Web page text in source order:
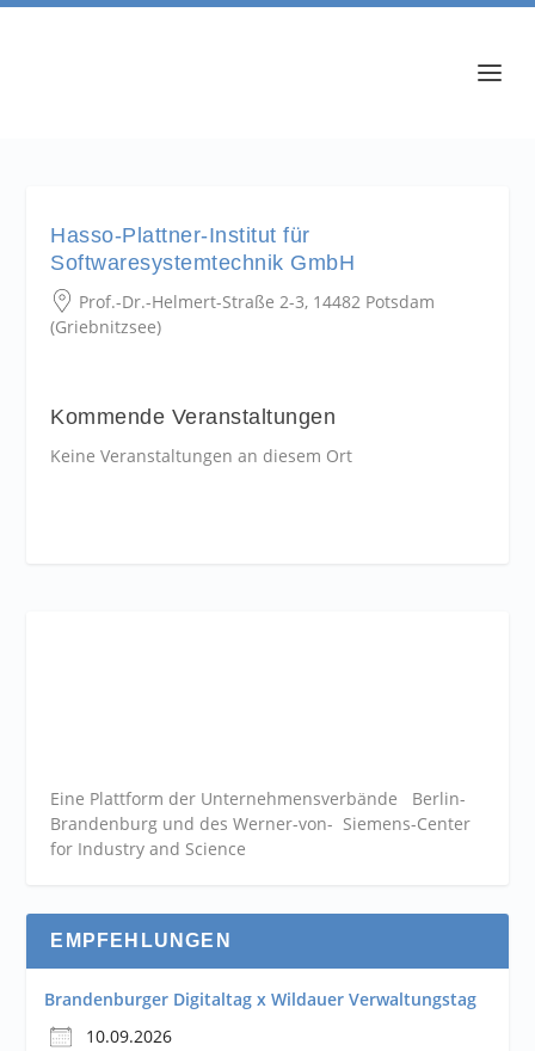
Hasso-Plattner-Institut für
Softwaresystemtechnik GmbH
Prof.-Dr.-Helmert-Straße 2-3, 14482 Potsdam
(Griebnitzsee)
Kommende Veranstaltungen
Keine Veranstaltungen an diesem Ort
Eine Plattform der Unternehmensverbände Berlin-
Brandenburg und des Werner-von- Siemens-Center
for Industry and Science
EMPFEHLUNGEN
Brandenburger Digitaltag x Wildauer Verwaltungstag
10.09.2026